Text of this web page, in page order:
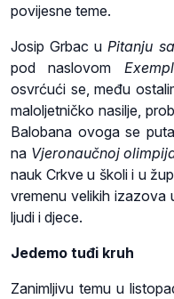
povijesne teme.
Josip Grbac uPitanju
pod naslovom
osvrćući se, među
maloljetničko nasilje,
Balobana ovoga se
na Vjeronaučnoj
nauk Crkve u školi i u
vremenu velikih izazova
ljudi i djece.
Jedemo tuđi kruh
Zanimljivu temu u